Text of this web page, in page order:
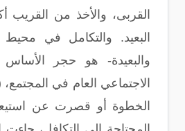
القربى، والأخذ من
البعيد. والتكامل في محيط
والبعيدة- هو حجر الأساس
الاجتماعي العام في
الخطوة أو قصرت عن